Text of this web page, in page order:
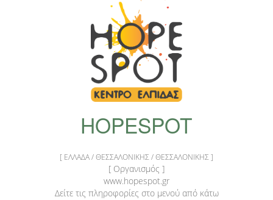
HOPESPOT
[ ΕΛΛΑΔΑ / ΘΕΣΣΑΛΟΝΙΚΗΣ / ΘΕΣΣΑΛΟΝΙΚΗΣ ]
[ Οργανισμός ]
www.hopespot.gr
Δείτε τις πληροφορίες στο μενού από κάτω